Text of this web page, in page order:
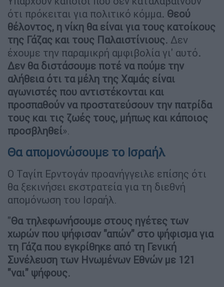
ότι πρόκειται για πολιτικό κόμμα. Θεού
θέλοντος, η νίκη θα είναι για τους κατοίκους
της Γάζας και τους Παλαιστίνιους. Δεν
έχουμε την παραμικρή αμφιβολία γι' αυτό.
Δεν θα διστάσουμε ποτέ να πούμε την
αλήθεια ότι τα μέλη της Χαμάς είναι
αγωνιστές που αντιστέκονται και
προσπαθούν να προστατεύσουν την πατρίδα
τους και τις ζωές τους, μήπως και κάποιος
προσβληθεί».
Θα απομονώσουμε το Ισραήλ
Ο Ταγίπ Ερντογάν προανήγγειλε επίσης ότι
θα ξεκινήσει εκστρατεία για τη διεθνή
απομόνωση του Ισραήλ.
"Θα τηλεφωνήσουμε στους ηγέτες των
χωρών που ψήφισαν "απών" στο ψήφισμα για
τη Γάζα που εγκρίθηκε από τη Γενική
Συνέλευση των Ηνωμένων Εθνών με 121
"ναι" ψήφους.